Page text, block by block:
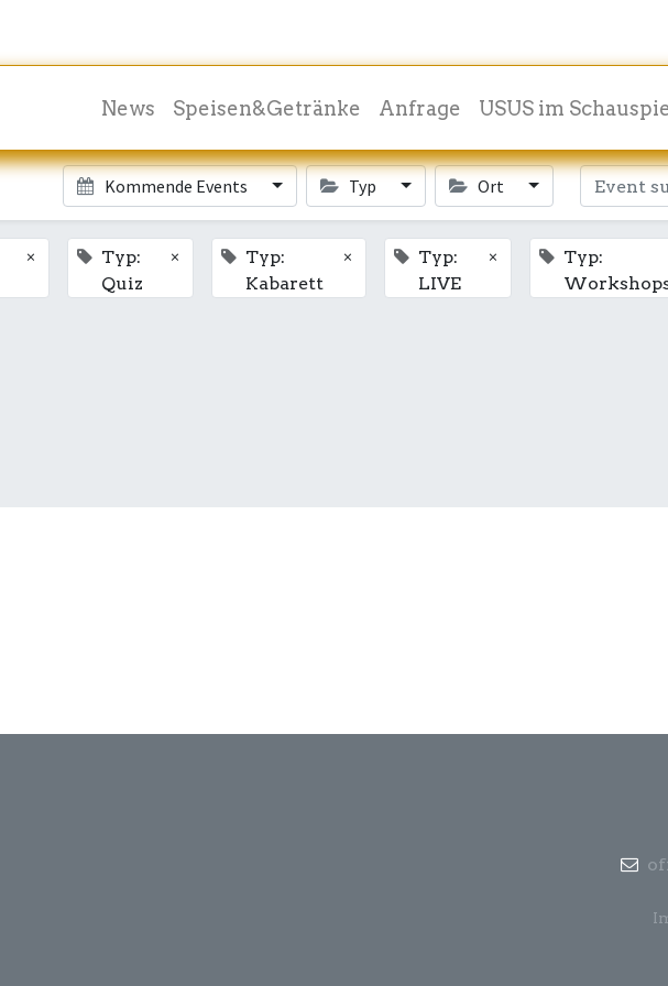
News Speisen&Getränke Anfrage USUS im
Kommende Events Typ Ort
×
Typ:
Quiz
×
Typ:
Kabarett
×
Typ:
LIVE
×
Typ: